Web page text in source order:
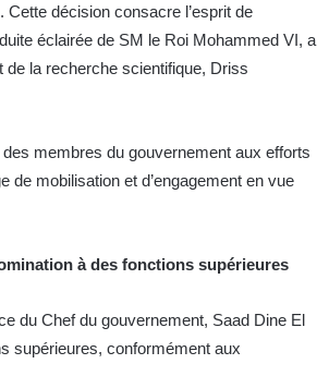
décision consacre l’esprit de
éclairée de SM le Roi Mohammed VI, a
de la recherche scientifique, Driss
membres du gouvernement aux efforts
mobilisation et d’engagement en vue
à des fonctions supérieures
du Chef du gouvernement, Saad Dine El
supérieures, conformément aux